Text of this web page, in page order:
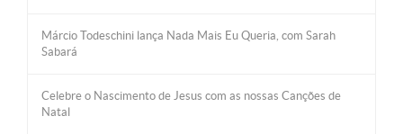
Márcio Todeschini lança Nada Mais Eu Queria, com Sarah
Sabará
Celebre o Nascimento de Jesus com as nossas Canções de
Natal